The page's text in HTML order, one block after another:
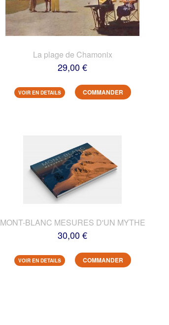
La plage de Chamonix
29,00 €
VOIR EN DETAILS COMMANDER
MONT-BLANC MESURES D'UN MYTHE
30,00 €
VOIR EN DETAILS COMMANDER